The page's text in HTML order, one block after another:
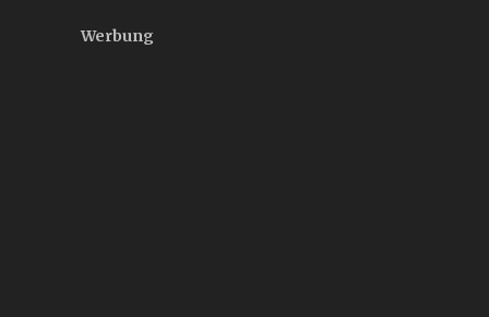
Werbung